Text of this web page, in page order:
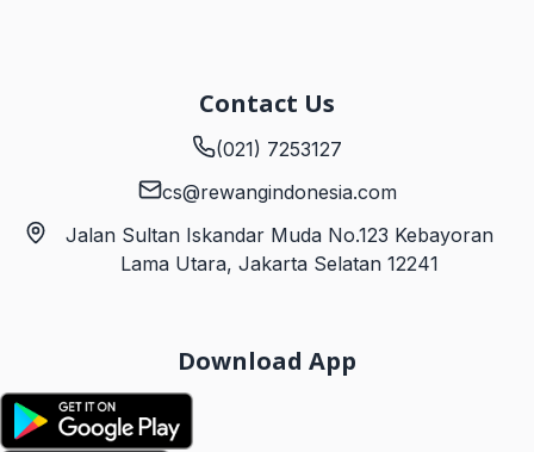
Contact Us
(021) 7253127
cs@rewangindonesia.com
Jalan Sultan Iskandar Muda No.123 Kebayoran
Lama Utara, Jakarta Selatan 12241
Download App